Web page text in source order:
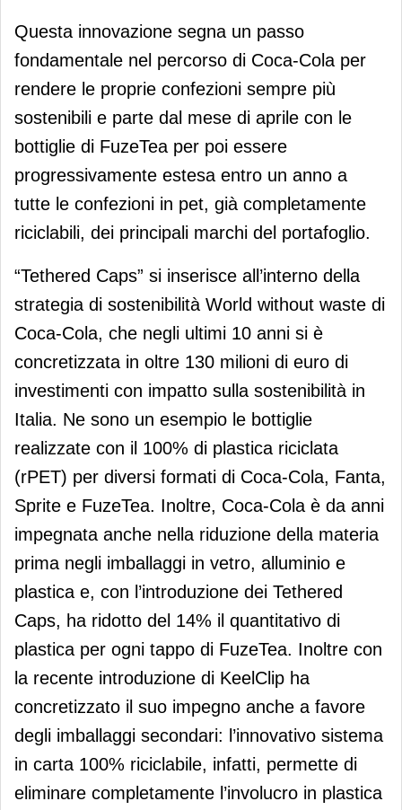
Questa innovazione segna un passo
fondamentale nel percorso di Coca-Cola per
rendere le proprie confezioni sempre più
sostenibili e parte dal mese di aprile con le
bottiglie di FuzeTea per poi essere
progressivamente estesa entro un anno a
tutte le confezioni in pet, già completamente
riciclabili, dei principali marchi del portafoglio.
“Tethered Caps” si inserisce all’interno della
strategia di sostenibilità World without waste di
Coca-Cola, che negli ultimi 10 anni si è
concretizzata in oltre 130 milioni di euro di
investimenti con impatto sulla sostenibilità in
Italia. Ne sono un esempio le bottiglie
realizzate con il 100% di plastica riciclata
(rPET) per diversi formati di Coca-Cola, Fanta,
Sprite e FuzeTea. Inoltre, Coca-Cola è da anni
impegnata anche nella riduzione della materia
prima negli imballaggi in vetro, alluminio e
plastica e, con l’introduzione dei Tethered
Caps, ha ridotto del 14% il quantitativo di
plastica per ogni tappo di FuzeTea. Inoltre con
la recente introduzione di KeelClip ha
concretizzato il suo impegno anche a favore
degli imballaggi secondari: l’innovativo sistema
in carta 100% riciclabile, infatti, permette di
eliminare completamente l’involucro in plastica